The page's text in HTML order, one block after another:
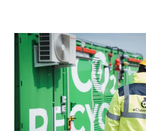
關於柏朗豪斯特
聯絡我們